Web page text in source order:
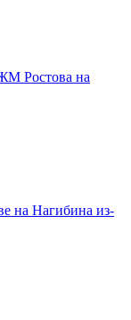
Ростова на
на Нагибина из-